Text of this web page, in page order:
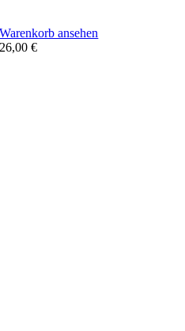
Warenkorb ansehen
26,00€